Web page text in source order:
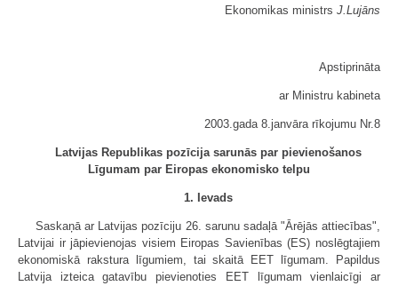
Ekonomikas ministrs J.Lujāns
Apstiprināta
ar Ministru kabineta
2003.gada 8.janvāra rīkojumu Nr.8
Latvijas Republikas pozīcija sarunās par pievienošanos
Līgumam par Eiropas ekonomisko telpu
1. Ievads
Saskaņā ar Latvijas pozīciju 26. sarunu sadaļā "Ārējās attiecības",
Latvijai ir jāpievienojas visiem Eiropas Savienības (ES) noslēgtajiem
ekonomiskā rakstura līgumiem, tai skaitā EET līgumam. Papildus
Latvija izteica gatavību pievienoties EET līgumam vienlaicīgi ar